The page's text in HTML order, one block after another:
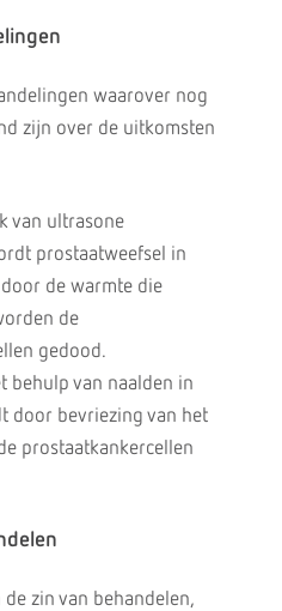
waarover nog
zijn over de uitkomsten
van ultrasone
prostaatweefsel in
de warmte die
de
gedood.
behulp van naalden in
door bevriezing van het
prostaatkankercellen
zin van behandelen,